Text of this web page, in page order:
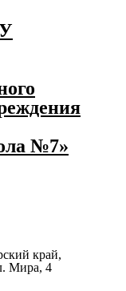
№7»
край,
Мира, 4